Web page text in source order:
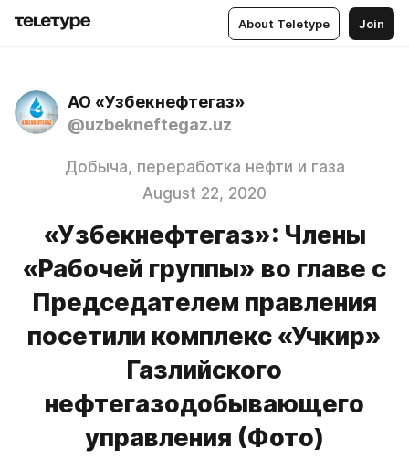
About Teletype Join
АО «Узбекнефтегаз»
@uzbekneftegaz.uz
Добыча, переработка нефти и газа
August 22, 2020
«Узбекнефтегаз»: Члены
«Рабочей группы» во главе с
Председателем правления
посетили комплекс «Учкир»
Газлийского
нефтегазодобывающего
управления (Фото)